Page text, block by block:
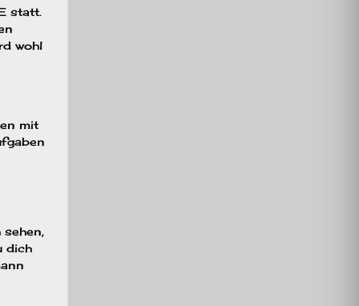
statt.
wohl
mit
dich